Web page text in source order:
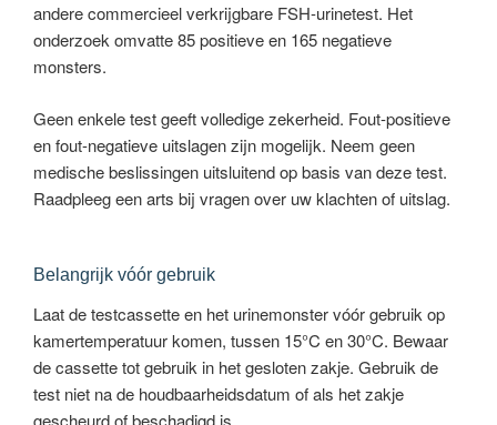
andere commercieel verkrijgbare FSH-urinetest. Het
onderzoek omvatte 85 positieve en 165 negatieve
monsters.
Geen enkele test geeft volledige zekerheid. Fout-positieve
en fout-negatieve uitslagen zijn mogelijk. Neem geen
medische beslissingen uitsluitend op basis van deze test.
Raadpleeg een arts bij vragen over uw klachten of uitslag.
Belangrijk vóór gebruik
Laat de testcassette en het urinemonster vóór gebruik op
kamertemperatuur komen, tussen 15°C en 30°C. Bewaar
de cassette tot gebruik in het gesloten zakje. Gebruik de
test niet na de houdbaarheidsdatum of als het zakje
gescheurd of beschadigd is.